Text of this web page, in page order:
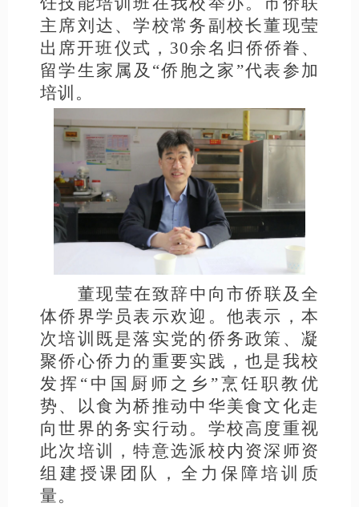
主席刘达、学校常务副校长董现莹
出席开班仪式，30余名归侨侨眷、
留学生家属及“侨胞之家”代表参加
培训。
董现莹在致辞中向市侨联及全
体侨界学员表示欢迎。他表示，本
次培训既是落实党的侨务政策、凝
聚侨心侨力的重要实践，也是我校
发挥 “中国厨师之乡”烹饪职教优
势、以食为桥推动中华美食文化走
向世界的务实行动。学校高度重视
此次培训，特意选派校内资深师资
组建授课团队，全力保障培训质
量。